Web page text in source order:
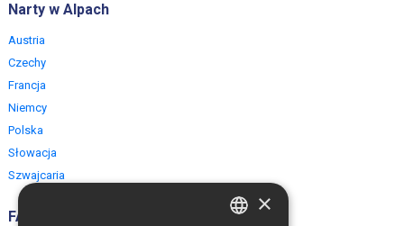
Narty w Alpach
Austria
Czechy
Francja
Niemcy
Polska
Słowacja
Szwajcaria
FAQ ×